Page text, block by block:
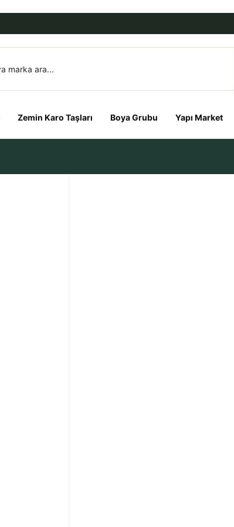
Zemin Karo Taşları Boya Grubu Yapı Market